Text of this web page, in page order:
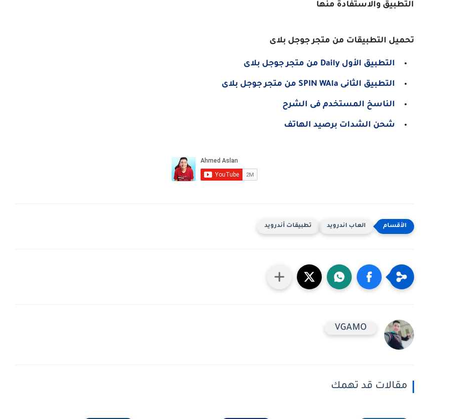
التطبيق والاستفادة منها
تحميل التطبيقات من متجر جوجل بلاى
التطبيق الأول Daily من متجر جوجل بلاى
التطبيق الثانى SPIN WAla من متجر جوجل بلاى
الناسخ المستخدم فى الشرح
شحن الشدات برصيد الهاتف
العاب اندرويد تطبيقات أندرويد
VGAMO
مقالات قد تهمك